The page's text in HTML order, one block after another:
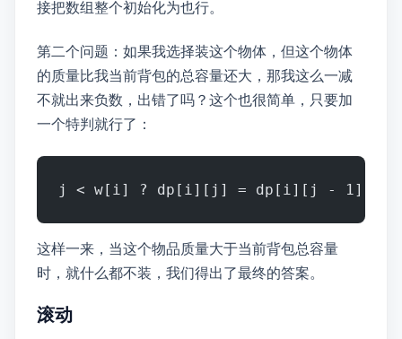
接把数组整个初始化为0也行。
第二个问题：如果我选择装这个物体，但这个物体
的质量比我当前背包的总容量还大，那我这么一减
不就出来负数，出错了吗？这个也很简单，只要加
一个特判就行了：
j < w[i] ? dp[i][j] = dp[i][j - 1] :
这样一来，当这个物品质量大于当前背包总容量
时，就什么都不装，我们得出了最终的答案。
滚动DP